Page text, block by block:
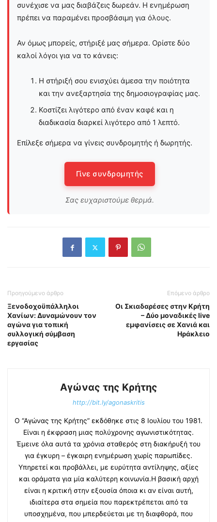
συνέχισε να μας διαβάζεις δωρεάν. Η ενημέρωση
πρέπει να παραμένει προσβάσιμη για όλους.
Αν όμως μπορείς, στήριξέ μας σήμερα. Ορίστε δύο
καλοί λόγοι για να το κάνεις:
Η στήριξή σου ενισχύει άμεσα την ποιότητα
και την ανεξαρτησία της δημοσιογραφίας μας.
Κοστίζει λιγότερο από έναν καφέ και η
διαδικασία διαρκεί λιγότερο από 1 λεπτό.
Επίλεξε σήμερα να γίνεις συνδρομητής ή δωρητής.
Γίνε συνδρομητής
Σας ευχαριστούμε θερμά.
Προηγούμενο άρθρο
Ξενοδοχοϋπάλληλοι
Χανίων: Δυναμώνουν τον
αγώνα για τοπική
συλλογική σύμβαση
εργασίας
Επόμενο άρθρο
Οι Σκιαδαρέσες στην Κρήτη
– Δύο μοναδικές live
εμφανίσεις σε Χανιά και
Ηράκλειο
Αγώνας της Κρήτης
http://bit.ly/agonaskritis
Ο “Αγώνας της Κρήτης” εκδόθηκε στις 8 Ιουλίου του 1981.
Είναι η έκφραση μιας πολύχρονης αγωνιστικότητας.
Έμεινε όλα αυτά τα χρόνια σταθερός στη διακήρυξή του
για έγκυρη – έγκαιρη ενημέρωση χωρίς παρωπίδες.
Υπηρετεί και προβάλλει, με ευρύτητα αντίληψης, αξίες
και οράματα για μία καλύτερη κοινωνία.Η βασική αρχή
είναι η κριτική στην εξουσία όποια κι αν είναι αυτή,
ιδιαίτερα στα σημεία που παρεκτρέπεται από τα
υποσχημένα, που μπερδεύεται με τη διαφθορά, που